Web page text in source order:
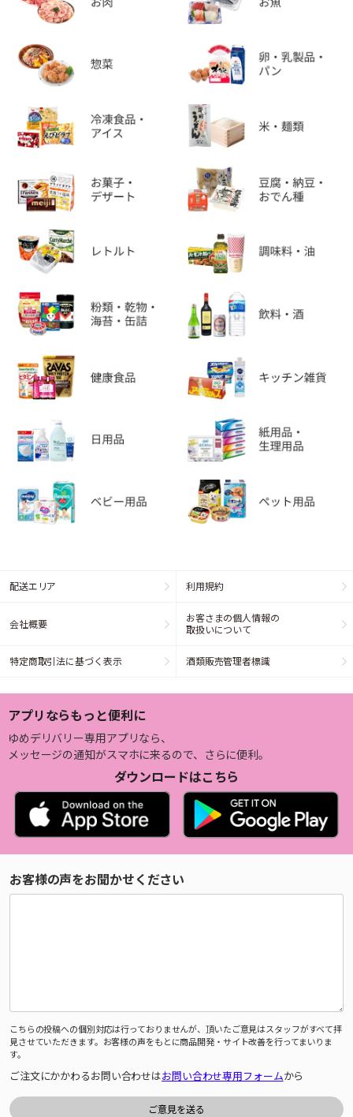
配送エリア 利用規約
会社概要
お客さまの個人情報の
取扱いについて
特定商取引法に基づく表示 酒類販売管理者標識
アプリならもっと便利に
ゆめデリバリー専用アプリなら、
メッセージの通知がスマホに来るので、さらに便利。
ダウンロードはこちら
お客様の声をお聞かせください
こちらの投稿への個別対応は行っておりませんが、頂いたご意見はスタッフがすべて拝
見させていただきます。お客様の声をもとに商品開発・サイト改善を行ってまいりま
す。
ご注文にかかわるお問い合わせはお問い合わせ専用フォームから